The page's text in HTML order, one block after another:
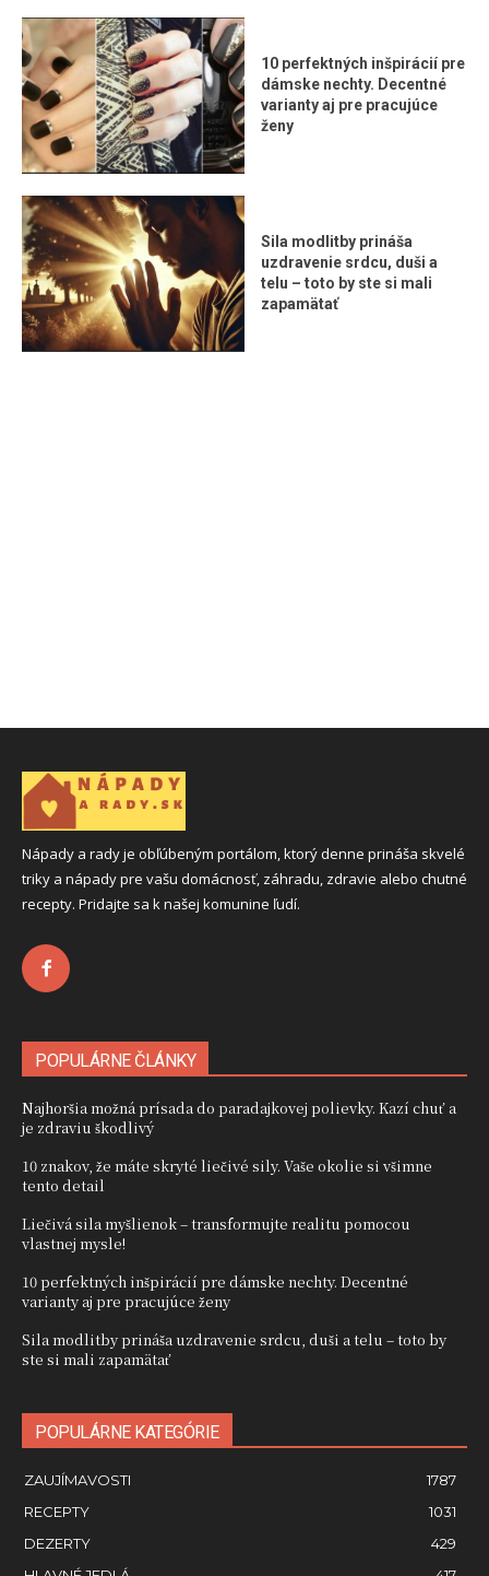
10 perfektných inšpirácií pre
dámske nechty. Decentné
varianty aj pre pracujúce
ženy
Sila modlitby prináša
uzdravenie srdcu, duši a
telu – toto by ste si mali
zapamätať
Nápady a rady je obľúbeným portálom, ktorý denne prináša skvelé
triky a nápady pre vašu domácnosť, záhradu, zdravie alebo chutné
recepty. Pridajte sa k našej komunine ľudí.
POPULÁRNE ČLÁNKY
Najhoršia možná prísada do paradajkovej polievky. Kazí chuť a
je zdraviu škodlivý
10 znakov, že máte skryté liečivé sily. Vaše okolie si všimne
tento detail
Liečivá sila myšlienok – transformujte realitu pomocou
vlastnej mysle!
10 perfektných inšpirácií pre dámske nechty. Decentné
varianty aj pre pracujúce ženy
Sila modlitby prináša uzdravenie srdcu, duši a telu – toto by
ste si mali zapamätať
POPULÁRNE KATEGÓRIE
ZAUJÍMAVOSTI
1787
RECEPTY
1031
DEZERTY
429